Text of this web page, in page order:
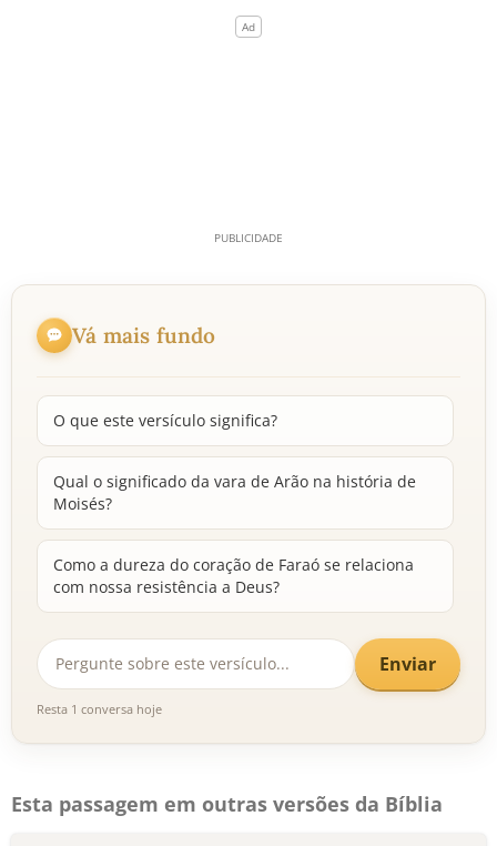
Vá mais fundo
O que este versículo significa?
Qual o significado da vara de Arão na história de
Moisés?
Como a dureza do coração de Faraó se relaciona
com nossa resistência a Deus?
Enviar
Resta 1 conversa hoje
Esta passagem em outras versões da Bíblia